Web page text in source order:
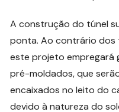
A construção do túnel
ponta. Ao contrário dos
este projeto empregará
pré-moldados, que
encaixados no leito do
devido à natureza do